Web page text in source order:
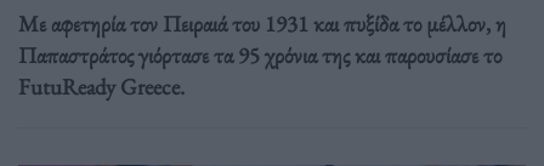
Με αφετηρία τον Πειραιά του 1931 και πυξίδα το μέλλον, η
Παπαστράτος γιόρτασε τα 95 χρόνια της και παρουσίασε το
FutuReady Greece.